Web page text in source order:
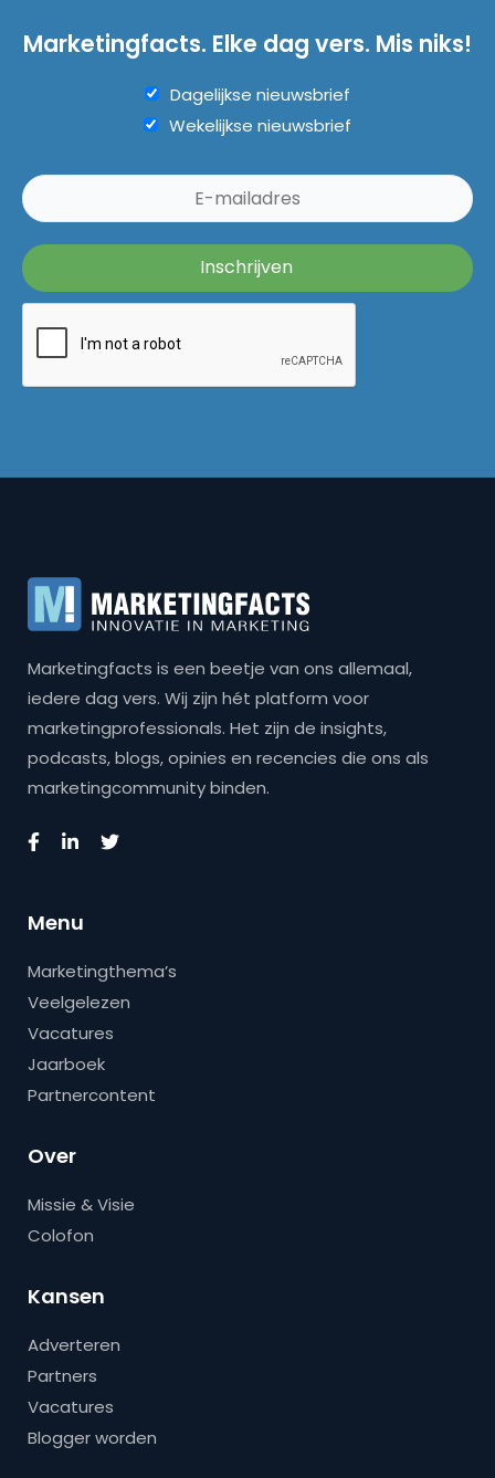
Marketingfacts. Elke dag vers. Mis niks!
Dagelijkse nieuwsbrief
Wekelijkse nieuwsbrief
Marketingfacts is een beetje van ons allemaal,
iedere dag vers. Wij zijn hét platform voor
marketingprofessionals. Het zijn de insights,
podcasts, blogs, opinies en recencies die ons als
marketingcommunity binden.
Menu
Marketingthema’s
Veelgelezen
Vacatures
Jaarboek
Partnercontent
Over
Missie & Visie
Colofon
Kansen
Adverteren
Partners
Vacatures
Blogger worden